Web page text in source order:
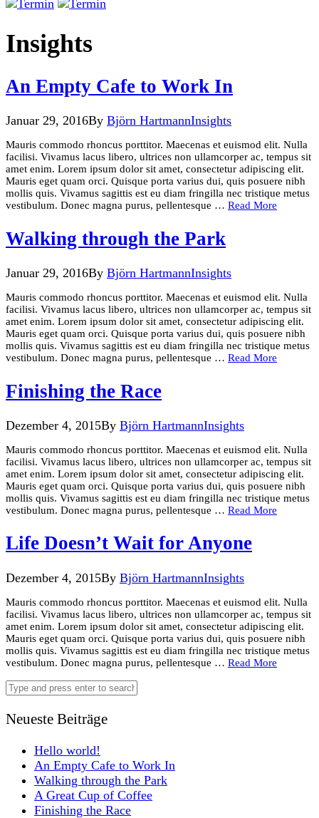
Insights
An Empty Cafe to Work In
Januar 29, 2016By Björn HartmannInsights
Mauris commodo rhoncus porttitor. Maecenas et euismod elit. Nulla
facilisi. Vivamus lacus libero, ultrices non ullamcorper ac, tempus sit
amet enim. Lorem ipsum dolor sit amet, consectetur adipiscing elit.
Mauris eget quam orci. Quisque porta varius dui, quis posuere nibh
mollis quis. Vivamus sagittis est eu diam fringilla nec tristique metus
vestibulum. Donec magna purus, pellentesque … Read More
Walking through the Park
Januar 29, 2016By Björn HartmannInsights
Mauris commodo rhoncus porttitor. Maecenas et euismod elit. Nulla
facilisi. Vivamus lacus libero, ultrices non ullamcorper ac, tempus sit
amet enim. Lorem ipsum dolor sit amet, consectetur adipiscing elit.
Mauris eget quam orci. Quisque porta varius dui, quis posuere nibh
mollis quis. Vivamus sagittis est eu diam fringilla nec tristique metus
vestibulum. Donec magna purus, pellentesque … Read More
Finishing the Race
Dezember 4, 2015By Björn HartmannInsights
Mauris commodo rhoncus porttitor. Maecenas et euismod elit. Nulla
facilisi. Vivamus lacus libero, ultrices non ullamcorper ac, tempus sit
amet enim. Lorem ipsum dolor sit amet, consectetur adipiscing elit.
Mauris eget quam orci. Quisque porta varius dui, quis posuere nibh
mollis quis. Vivamus sagittis est eu diam fringilla nec tristique metus
vestibulum. Donec magna purus, pellentesque … Read More
Life Doesn’t Wait for Anyone
Dezember 4, 2015By Björn HartmannInsights
Mauris commodo rhoncus porttitor. Maecenas et euismod elit. Nulla
facilisi. Vivamus lacus libero, ultrices non ullamcorper ac, tempus sit
amet enim. Lorem ipsum dolor sit amet, consectetur adipiscing elit.
Mauris eget quam orci. Quisque porta varius dui, quis posuere nibh
mollis quis. Vivamus sagittis est eu diam fringilla nec tristique metus
vestibulum. Donec magna purus, pellentesque … Read More
Neueste Beiträge
Hello world!
An Empty Cafe to Work In
Walking through the Park
A Great Cup of Coffee
Finishing the Race